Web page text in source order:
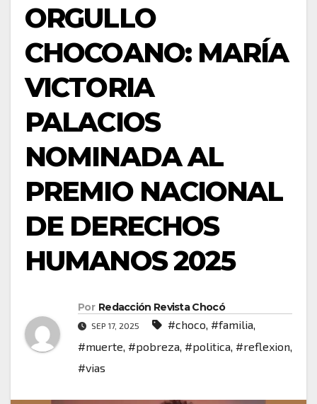
ORGULLO
CHOCOANO: MARÍA
VICTORIA
PALACIOS
NOMINADA AL
PREMIO NACIONAL
DE DERECHOS
HUMANOS 2025
Por Redacción Revista Chocó
SEP 17, 2025 #choco, #familia,
#muerte, #pobreza, #politica, #reflexion,
#vias